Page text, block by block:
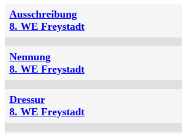
Ausschreibung
8. WE Freystadt
Nennung
8. WE Freystadt
Dressur
8. WE Freystadt